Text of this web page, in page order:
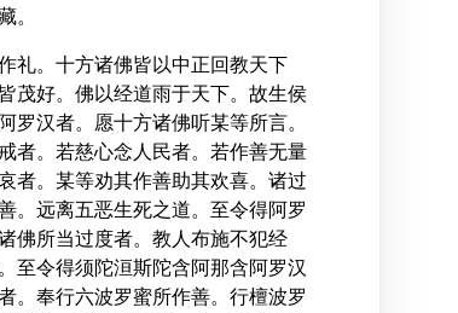
。
礼。十方诸佛皆以中正回教天下
茂好。佛以经道雨于天下。故生侯
汉者。愿十方诸佛听某等所言。
者。若慈心念人民者。若作善无量
者。某等劝其作善助其欢喜。诸过
。远离五恶生死之道。至令得阿罗
佛所当过度者。教人布施不犯经
至令得须陀洹斯陀含阿那含阿罗汉
。奉行六波罗蜜所作善。行檀波罗